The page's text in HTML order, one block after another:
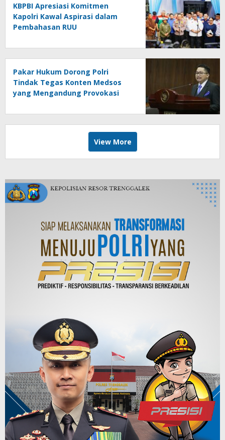
KBPBI Apresiasi Komitmen
Kapolri Kawal Aspirasi dalam
Pembahasan RUU
Pakar Hukum Dorong Polri
Tindak Tegas Konten Medsos
yang Mengandung Provokasi
View More